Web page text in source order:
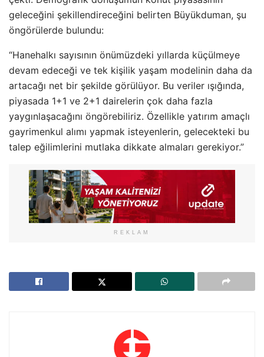
geleceğini şekillendireceğini belirten Büyükduman, şu
öngörülerde bulundu:
“Hanehalkı sayısının önümüzdeki yıllarda küçülmeye
devam edeceği ve tek kişilik yaşam modelinin daha da
artacağı net bir şekilde görülüyor. Bu veriler ışığında,
piyasada 1+1 ve 2+1 dairelerin çok daha fazla
yaygınlaşacağını öngörebiliriz. Özellikle yatırım amaçlı
gayrimenkul alımı yapmak isteyenlerin, gelecekteki bu
talep eğilimlerini mutlaka dikkate almaları gerekiyor.”
REKLAM